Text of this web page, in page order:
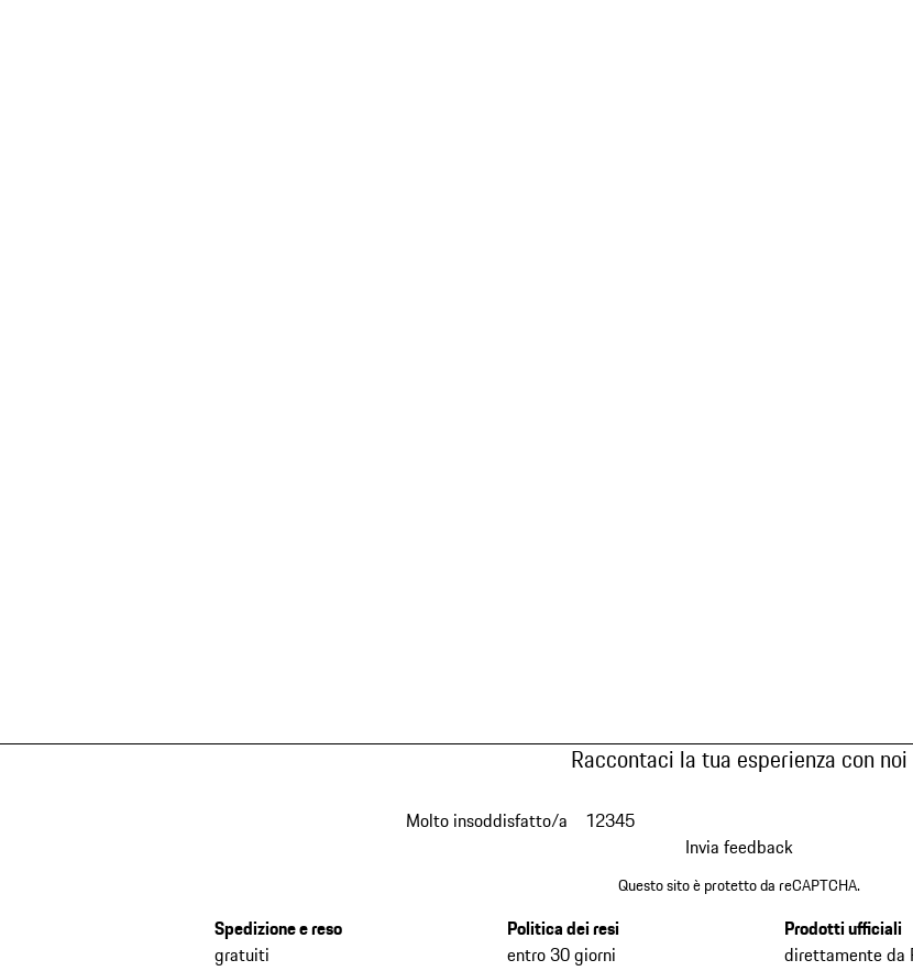
Raccontaci la tua esperienza con noi
Molto insoddisfatto/a 12345
Invia feedback
Questo sito è protetto da reCAPTCHA.
Spedizione e reso
gratuiti
Politica dei resi
entro 30 giorni
Prodotti ufficiali
direttamente da